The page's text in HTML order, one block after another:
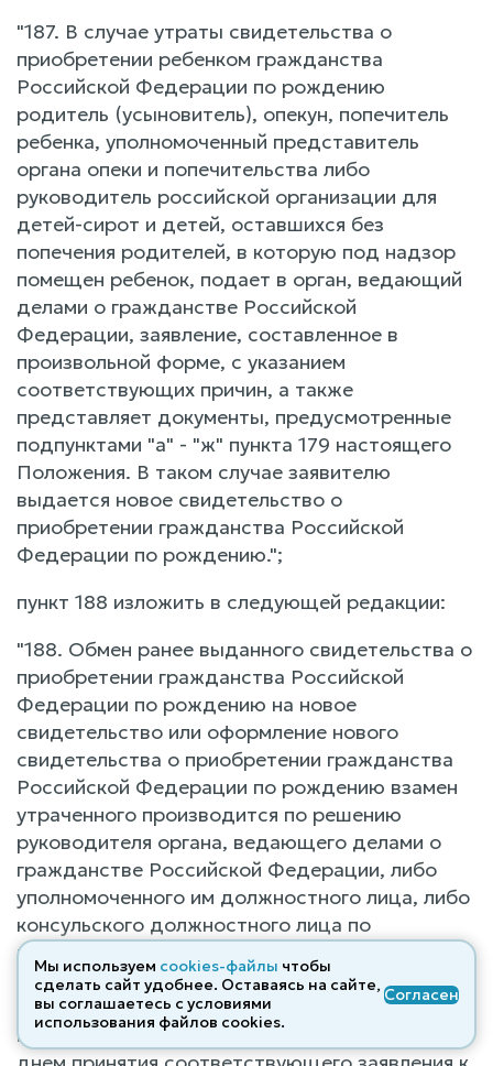
"187. В случае утраты свидетельства о
приобретении ребенком гражданства
Российской Федерации по рождению
родитель (усыновитель), опекун, попечитель
ребенка, уполномоченный представитель
органа опеки и попечительства либо
руководитель российской организации для
детей-сирот и детей, оставшихся без
попечения родителей, в которую под надзор
помещен ребенок, подает в орган, ведающий
делами о гражданстве Российской
Федерации, заявление, составленное в
произвольной форме, с указанием
соответствующих причин, а также
представляет документы, предусмотренные
подпунктами "а" - "ж" пункта 179 настоящего
Положения. В таком случае заявителю
выдается новое свидетельство о
приобретении гражданства Российской
Федерации по рождению.";
пункт 188 изложить в следующей редакции:
"188. Обмен ранее выданного свидетельства о
приобретении гражданства Российской
Федерации по рождению на новое
свидетельство или оформление нового
свидетельства о приобретении гражданства
Российской Федерации по рождению взамен
утраченного производится по решению
руководителя органа, ведающего делами о
гражданстве Российской Федерации, либо
уполномоченного им должностного лица, либо
консульского должностного лица по
результатам рассмотрения заявления,
предусмотренного пунктом 184 или 187
настоящего Положения, не позднее чем через
пять рабочих дней со дня, следующего за
Мы используем cookies-файлы чтобы
сделать сайт удобнее. Оставаясь на сайте,
вы соглашаетесь с условиями
использования файлов cооkies.
Согласен